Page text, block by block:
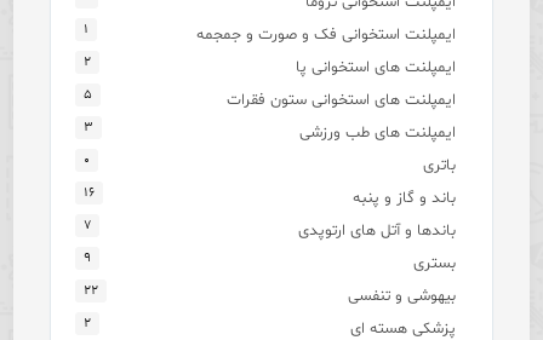
ایمپلنت استخوانی فک و صورت و جمجمه ۱
ایمپلنت های استخوانی پا ۲
ایمپلنت های استخوانی ستون فقرات ۵
ایمپلنت های طب ورزشی ۳
باتری ۰
باند و گاز و پنبه ۱۶
باندها و آتل های ارتوپدی ۷
بستری ۹
بیهوشی و تنفسی ۲۲
پزشکی هسته ای ۲